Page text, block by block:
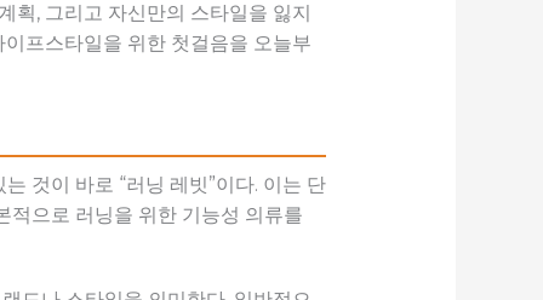
획, 그리고 자신만의 스타일을 잃지
프스타일을 위한 첫걸음을 오늘부
것이 바로 “러닝 레빗”이다. 이는 단
적으로 러닝을 위한 기능성 의류를